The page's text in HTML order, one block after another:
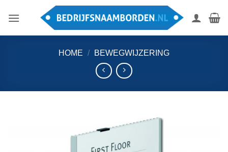
naar
HOME / BEWEGWIJZERING